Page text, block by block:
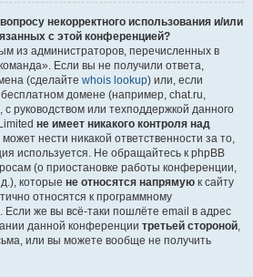
некорректного использования и/или
с этой конференцией?
из администраторов, перечисленных в
Если вы не получили ответа,
(сделайте whois lookup) или, если
домене (например, chat.ru,
с руководством или техподдержкой данного
не имеет никакого контроля над
нести никакой ответственности за то,
используется. Не обращайтесь к phpBB
(о приостановке работы конференции,
которые не относятся напрямую к сайту
относятся к программному
же вы всё-таки пошлёте email в адрес
данной конференции третьей стороной,
или вы можете вообще не получить